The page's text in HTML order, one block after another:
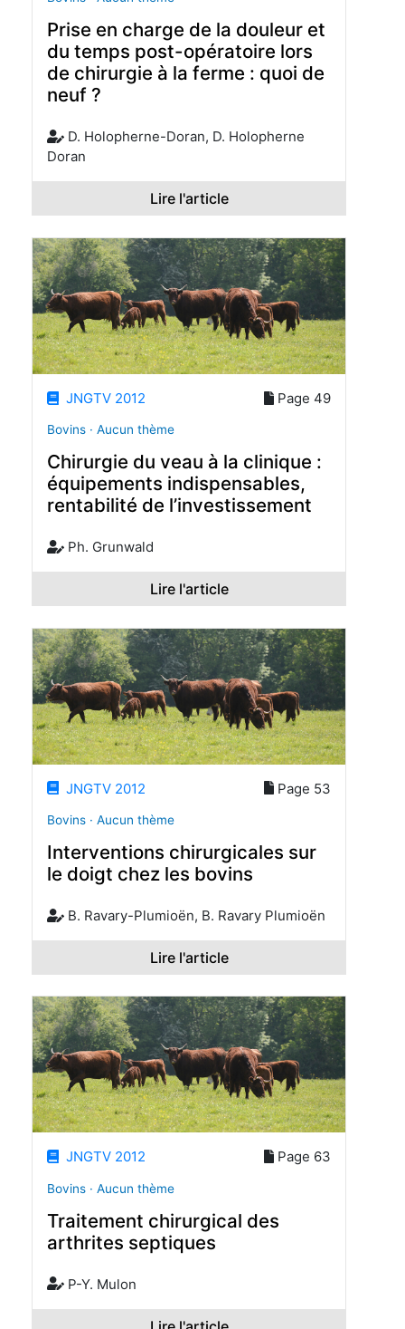
Prise en charge de la douleur et
du temps post-opératoire lors
de chirurgie à la ferme : quoi de
neuf ?
D. Holopherne-Doran, D. Holopherne
Doran
Lire l'article
JNGTV 2012 Page 49
Bovins · Aucun thème
Chirurgie du veau à la clinique :
équipements indispensables,
rentabilité de l’investissement
Ph. Grunwald
Lire l'article
JNGTV 2012 Page 53
Bovins · Aucun thème
Interventions chirurgicales sur
le doigt chez les bovins
B. Ravary-Plumioën, B. Ravary Plumioën
Lire l'article
JNGTV 2012 Page 63
Bovins · Aucun thème
Traitement chirurgical des
arthrites septiques
P-Y. Mulon